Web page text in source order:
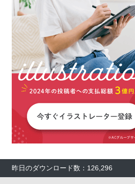
昨日のダウンロード数：126,296